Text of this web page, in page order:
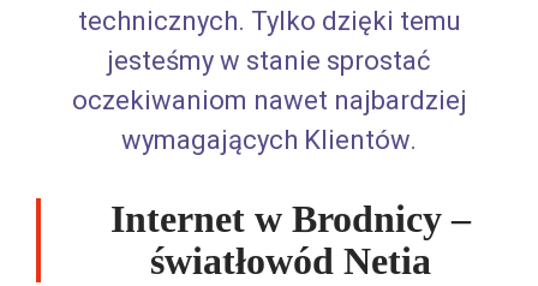
technicznych. Tylko dzięki temu
jesteśmy w stanie sprostać
oczekiwaniom nawet najbardziej
wymagających Klientów.
Internet w Brodnicy –
światłowód Netia